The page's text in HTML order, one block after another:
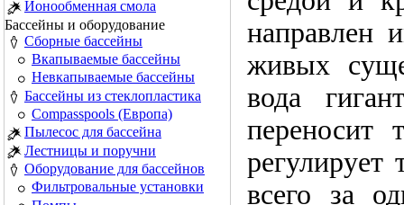
Ионообменная смола
Бассейны и оборудование
Сборные бассейны
Вкапываемые бассейны
Невкапываемые бассейны
Бассейны из стеклопластика
Сompasspools (Европа)
Пылесос для бассейна
Лестницы и поручни
Оборудование для бассейнов
Фильтровальные установки
направлен
живых
вода
переносит
регулирует
всего за